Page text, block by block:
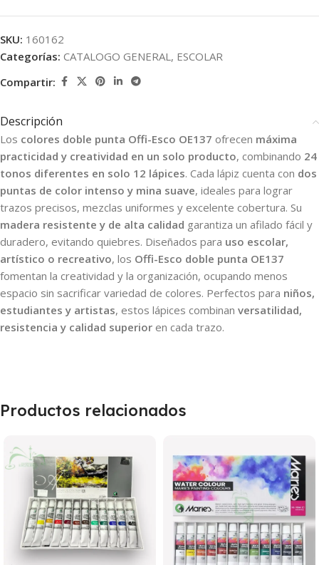
SKU: 160162
Categorías: CATALOGO GENERAL, ESCOLAR
Compartir:
Descripción
Los colores doble punta Offi-Esco OE137 ofrecen máxima
practicidad y creatividad en un solo producto, combinando 24
tonos diferentes en solo 12 lápices. Cada lápiz cuenta con dos
puntas de color intenso y mina suave, ideales para lograr
trazos precisos, mezclas uniformes y excelente cobertura. Su
madera resistente y de alta calidad garantiza un afilado fácil y
duradero, evitando quiebres. Diseñados para uso escolar,
artístico o recreativo, los Offi-Esco doble punta OE137
fomentan la creatividad y la organización, ocupando menos
espacio sin sacrificar variedad de colores. Perfectos para niños,
estudiantes y artistas, estos lápices combinan versatilidad,
resistencia y calidad superior en cada trazo.
Productos relacionados